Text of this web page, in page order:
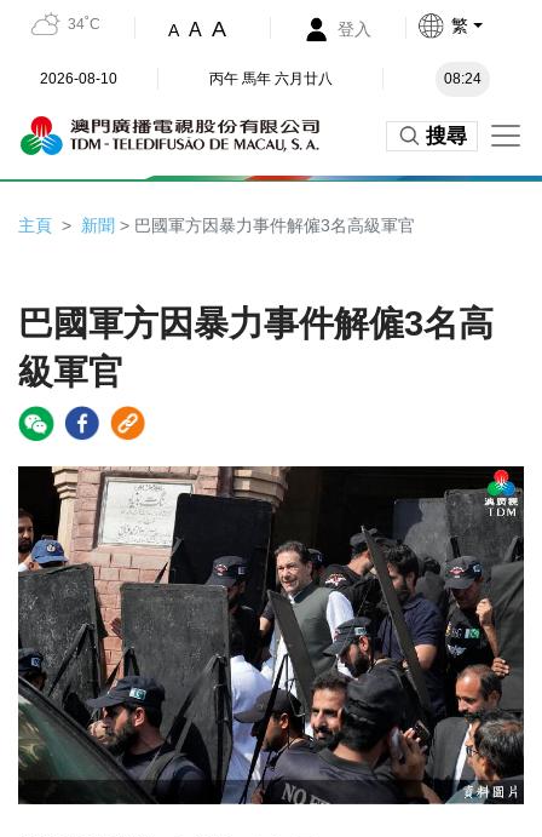
34˚C A A A 登入 繁
2026-08-10 丙午 馬年 六月廿八 08:24
搜尋
主頁 新聞 > 巴國軍方因暴力事件解僱3名高級軍官
巴國軍方因暴力事件解僱3名高
級軍官